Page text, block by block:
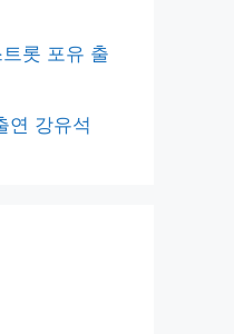
롯 포유 출
연 강유석